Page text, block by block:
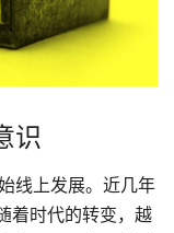
识
线上发展。近几年
着时代的转变，越